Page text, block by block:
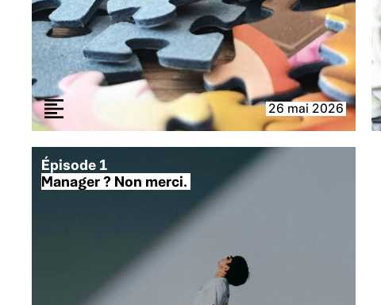
26 mai 2026
Épisode 1
Manager ? Non merci.